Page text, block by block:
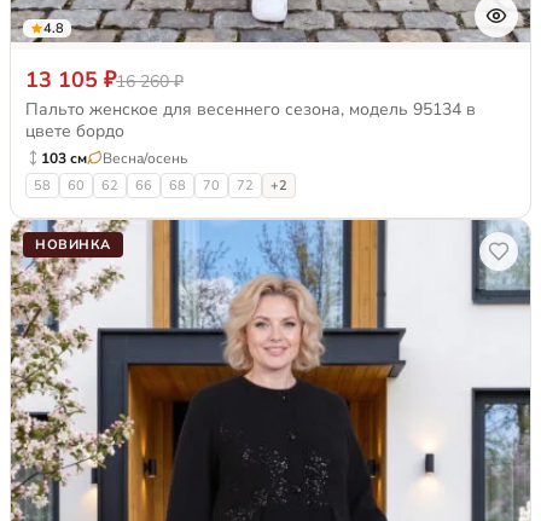
4.8
13 105 ₽16 260 ₽
Пальто женское для весеннего сезона, модель 95134 в
цвете бордо
103 см Весна/осень
58 60 62 66 68 70 72 +2
НОВИНКА